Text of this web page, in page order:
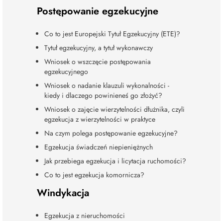
Postępowanie egzekucyjne
Co to jest Europejski Tytuł Egzekucyjny (ETE)?
Tytuł egzekucyjny, a tytuł wykonawczy
Wniosek o wszczęcie postępowania
egzekucyjnego
Wniosek o nadanie klauzuli wykonalności -
kiedy i dlaczego powinieneś go złożyć?
Wniosek o zajęcie wierzytelności dłużnika, czyli
egzekucja z wierzytelności w praktyce
Na czym polega postępowanie egzekucyjne?
Egzekucja świadczeń niepieniężnych
Jak przebiega egzekucja i licytacja ruchomości?
Co to jest egzekucja komornicza?
Windykacja
Egzekucja z nieruchomości